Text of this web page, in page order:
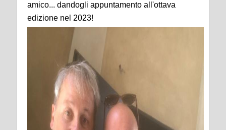
amico... dandogli appuntamento all'ottava
edizione nel 2023!